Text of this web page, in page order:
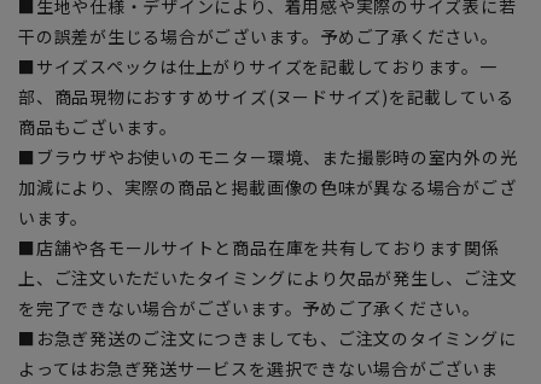
■生地や仕様・デザインにより、着用感や実際のサイズ表に若
干の誤差が生じる場合がございます。予めご了承ください。
■サイズスペックは仕上がりサイズを記載しております。一
部、商品現物におすすめサイズ(ヌードサイズ)を記載している
商品もございます。
■ブラウザやお使いのモニター環境、また撮影時の室内外の光
加減により、実際の商品と掲載画像の色味が異なる場合がござ
います。
■店舗や各モールサイトと商品在庫を共有しております関係
上、ご注文いただいたタイミングにより欠品が発生し、ご注文
を完了できない場合がございます。予めご了承ください。
■お急ぎ発送のご注文につきましても、ご注文のタイミングに
よってはお急ぎ発送サービスを選択できない場合がございま